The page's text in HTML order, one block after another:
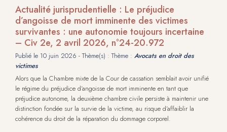
Actualité jurisprudentielle : Le préjudice
d’angoisse de mort imminente des victimes
survivantes : une autonomie toujours incertaine
– Civ 2e, 2 avril 2026, n°24-20.972
Publié le 10 juin 2026 - Thème(s) : Thème : Avocats en droit des
victimes
Alors que la Chambre mixte de la Cour de cassation semblait avoir unifié
le régime du préjudice d’angoisse de mort imminente en tant que
préjudice autonome, la deuxième chambre civile persiste à maintenir une
distinction fondée sur la survie de la victime, au risque d’affaiblir la
cohérence du droit de la réparation du dommage corporel.